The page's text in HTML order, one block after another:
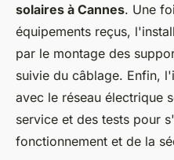
solaires à Cannes. Une
équipements reçus,
par le montage des
suivie du câblage. Enfin,
avec le réseau électrique
service et des tests pour
fonctionnement et de la